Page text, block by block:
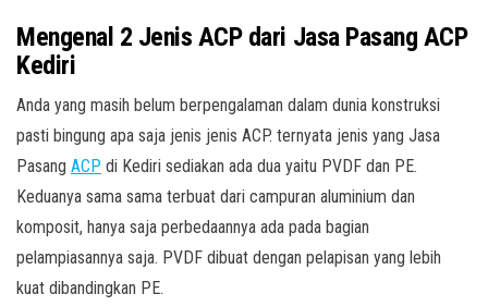
Mengenal 2 Jenis ACP dari Jasa Pasang ACP
Kediri
Anda yang masih belum berpengalaman dalam dunia konstruksi
pasti bingung apa saja jenis jenis ACP. ternyata jenis yang Jasa
Pasang ACP di Kediri sediakan ada dua yaitu PVDF dan PE.
Keduanya sama sama terbuat dari campuran aluminium dan
komposit, hanya saja perbedaannya ada pada bagian
pelampiasannya saja. PVDF dibuat dengan pelapisan yang lebih
kuat dibandingkan PE.